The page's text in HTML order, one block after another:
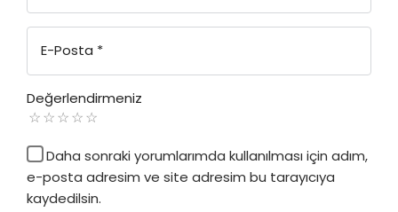
E-Posta *
Değerlendirmeniz
Daha sonraki yorumlarımda kullanılması için adım,
e-posta adresim ve site adresim bu tarayıcıya
kaydedilsin.